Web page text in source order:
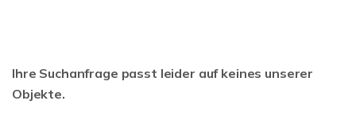
Ihre Suchanfrage passt leider auf keines unserer
Objekte.